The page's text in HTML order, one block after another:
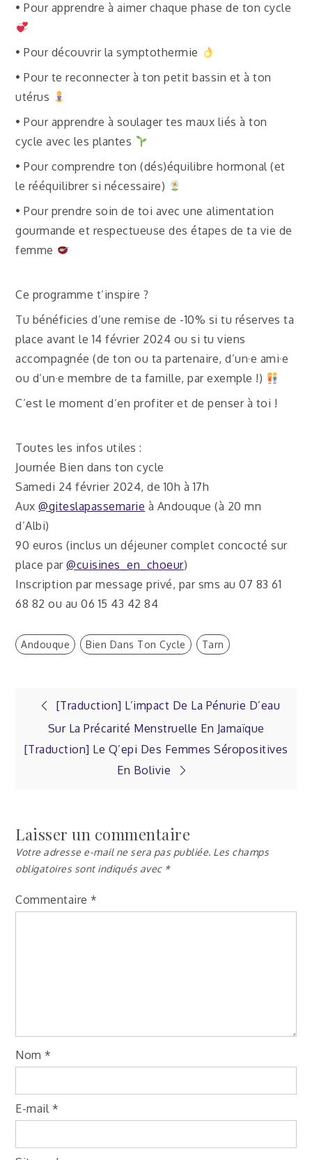
• Pour apprendre à aimer chaque phase de ton cycle
• Pour découvrir la symptothermie
• Pour te reconnecter à ton petit bassin et à ton
utérus
• Pour apprendre à soulager tes maux liés à ton
cycle avec les plantes
• Pour comprendre ton (dés)équilibre hormonal (et
le rééquilibrer si nécessaire)
• Pour prendre soin de toi avec une alimentation
gourmande et respectueuse des étapes de ta vie de
femme
Ce programme t’inspire ?
Tu bénéficies d’une remise de -10% si tu réserves ta
place avant le 14 février 2024 ou si tu viens
accompagnée (de ton ou ta partenaire, d’un·e ami·e
ou d’un·e membre de ta famille, par exemple !)
C’est le moment d’en profiter et de penser à toi !
Toutes les infos utiles :
Journée Bien dans ton cycle
Samedi 24 février 2024, de 10h à 17h
Aux@giteslapassemarie à Andouque (à 20 mn
d’Albi)
90 euros (inclus un déjeuner complet concocté sur
place par@cuisines_en_choeur)
Inscription par message privé, par sms au 07 83 61
68 82 ou au 06 15 43 42 84
Andouque Bien Dans Ton Cycle Tarn
Navigation
de
[Traduction] L’impact De La Pénurie D’eau
Sur La Précarité Menstruelle En Jamaïque
[Traduction] Le Q’epi Des Femmes Séropositives
En Bolivie
Laisser un commentaire
Votre adresse e-mail ne sera pas publiée. Les champs
obligatoires sont indiqués avec *
Commentaire *
Nom *
E-mail *